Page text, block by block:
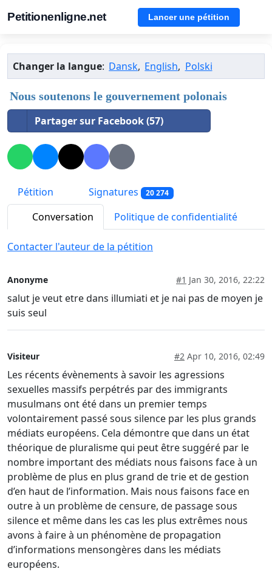
Petitionenligne.net Lancer une pétition
Changer la langue: Dansk, English, Polski
Nous soutenons le gouvernement polonais
Partager sur Facebook (57)
Pétition Signatures 20 274
Conversation Politique de confidentialité
Contacter l'auteur de la pétition
Anonyme #1 Jan 30, 2016, 22:22
salut je veut etre dans illumiati et je nai pas de moyen je
suis seul
Visiteur #2 Apr 10, 2016, 02:49
Les récents évènements à savoir les agressions
sexuelles massifs perpétrés par des immigrants
musulmans ont été dans un premier temps
volontairement passé sous silence par les plus grands
médiats européens. Cela démontre que dans un état
théorique de pluralisme qui peut être suggéré par le
nombre important des médiats nous faisons face à un
problème de plus en plus grand de trie et de gestion
d’en haut de l’information. Mais nous faisons face en
outre à un problème de censure, de passage sous
silence et même dans les cas les plus extrêmes nous
avons à faire à un phénomène de propagation
d’informations mensongères dans les médiats
européens.